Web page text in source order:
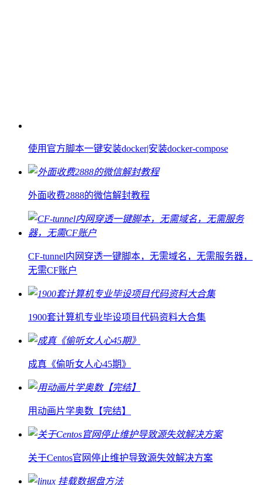
使用官方脚本一键安装docker|安装docker-compose
外面收费2888的微信解封教程
CF-tunnel内网穿透一键脚本，无需域名，无需服务器，
无需CF账户
1900套计算机专业毕设项目代码资料大合集
成真《偷听女人心45期》
用动画片学奥数【完结】
关于Centos官网停止维护导致源失效解决方案